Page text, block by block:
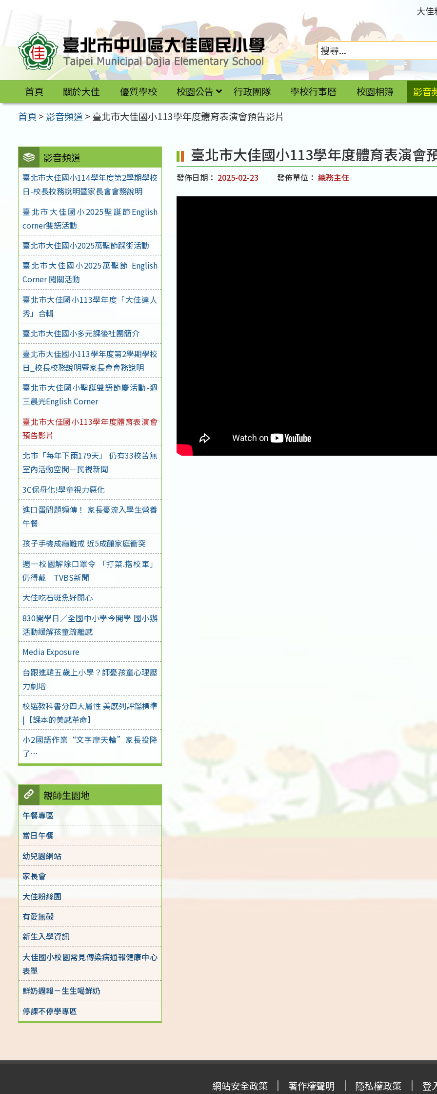
區
大佳
首頁 關於大佳 優質學校 校園公告 行政團隊 學校行事曆 校園相簿
影音
首頁 > 影音頻道 > 臺北市大佳國小113學年度體育表演會預告影片
影音頻道
臺北市大佳國小114學年度第2學期學校
日-校長校務說明暨家長會會務說明
臺北市大佳國小2025聖誕節English
corner雙語活動
臺北市大佳國小2025萬聖節踩街活動
臺北市大佳國小2025萬聖節 English
Corner 闖關活動
臺北市大佳國小113學年度「大佳達人
秀」合輯
臺北市大佳國小多元課後社團簡介
臺北市大佳國小113學年度第2學期學校
日_校長校務說明暨家長會會務說明
臺北市大佳國小聖誕雙語節慶活動-週
三晨光English Corner
臺北市大佳國小113學年度體育表演會
預告影片
北市「每年下雨179天」 仍有33校苦無
室內活動空間－民視新聞
3C保母化!學童視力惡化
進口蛋問題頻傳！ 家長憂流入學生營養
午餐
孩子手機成癮難戒 近5成釀家庭衝突
週一校園解除口罩令 「打菜.搭校車」
仍得戴｜TVBS新聞
大佳吃石斑魚好開心
830開學日／全國中小學今開學 國小辦
活動緩解孩童疏離感
Media Exposure
台跟進韓五歲上小學？師憂孩童心理壓
力劇增
校選教科書分四大屬性 美感列評鑑標準
|【課本的美感革命】
小2國語作業“文字摩天輪”家長投降
了…
親師生園地
午餐專區
當日午餐
幼兒園網站
家長會
大佳粉絲團
有愛無礙
新生入學資訊
大佳國小校園常見傳染病通報健康中心
表單
鮮奶週報－生生喝鮮奶
停課不停學專區
臺北市大佳國小113學年度體育表演會
發佈日期： 2025-02-23 發佈單位： 總務主任
網站安全政策 著作權聲明 隱私權政策 登